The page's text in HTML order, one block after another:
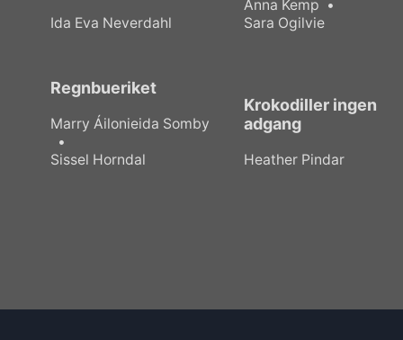
Ida Eva Neverdahl
Anna Kemp
Sara Ogilvie
Regnbueriket
Marry Áilonieida Somby
Sissel Horndal
Krokodiller ingen
adgang
Heather Pindar